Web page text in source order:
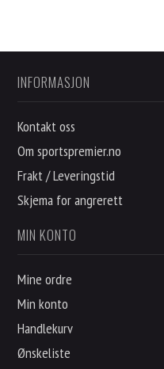
INFORMASJON
Kontakt oss
Om sportspremier.no
Frakt / Leveringstid
Skjema for angrerett
MIN KONTO
Mine ordre
Min konto
Handlekurv
Ønskeliste